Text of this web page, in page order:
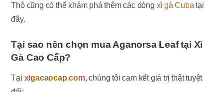
Thỏ cũng có thể khám phá thêm các dòng xì gà Cuba tại
đây.
Tại sao nên chọn mua Aganorsa Leaf tại Xì
Gà Cao Cấp?
Tại xigacaocap.com, chúng tôi cam kết giá trị thật tuyệt